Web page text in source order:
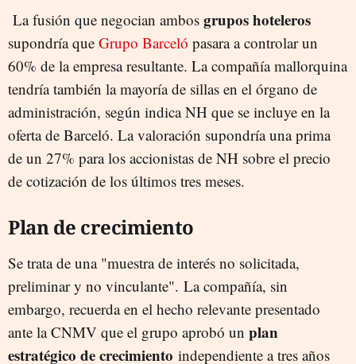
La fusión que negocian ambos grupos hoteleros
supondría que Grupo Barceló pasara a controlar un
60% de la empresa resultante. La compañía mallorquina
tendría también la mayoría de sillas en el órgano de
administración, según indica NH que se incluye en la
oferta de Barceló. La valoración supondría una prima
de un 27% para los accionistas de NH sobre el precio
de cotización de los últimos tres meses.
Plan de crecimiento
Se trata de una "muestra de interés no solicitada,
preliminar y no vinculante". La compañía, sin
embargo, recuerda en el hecho relevante presentado
ante la CNMV que el grupo aprobó un plan
estratégico de crecimiento independiente a tres años